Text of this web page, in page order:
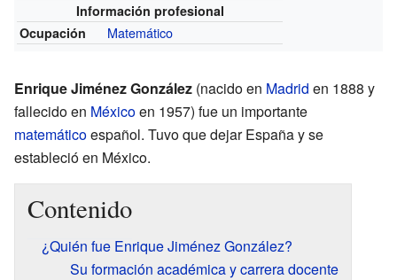
Información profesional
Ocupación
Matemático
Enrique Jiménez González (nacido en Madrid en 1888 y
fallecido en Méxicoen 1957) fue un importante
matemáticoespañol. Tuvo que dejar España y se
estableció en México.
Contenido
¿Quién fue Enrique Jiménez González?
Su formación académica y carrera docente